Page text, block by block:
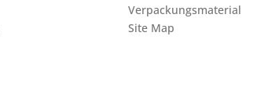
Verpackungsmaterial
Site Map